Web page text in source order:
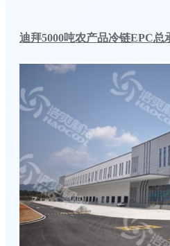
迪拜5000吨农产品冷链EPC总